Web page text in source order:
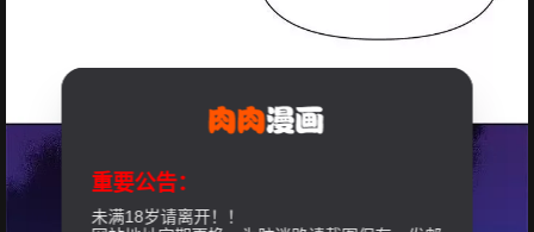
重要公告：
未满18岁请离开！！